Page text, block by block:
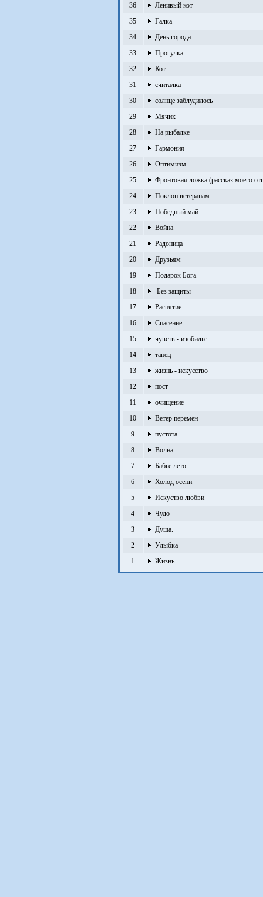
36
Ленивый кот
35
Галка
34
День города
33
Прогулка
32
Кот
31
считалка
30
солнце заблудилось
29
Мячик
28
На рыбалке
27
Гармония
26
Оптимизм
25
Фронтовая ложка (рассказ моего
24
Поклон ветеранам
23
Победный май
22
Война
21
Радоница
20
Друзьям
19
Подарок Бога
18
Без защиты
17
Распятие
16
Спасение
15
чувств - изобилье
14
танец
13
жизнь - искусство
12
пост
11
очищение
10
Ветер перемен
9
пустота
8
Волна
7
Бабье лето
6
Холод осени
5
Искуство любви
4
Чудо
3
Душа.
2
Улыбка
1
Жизнь